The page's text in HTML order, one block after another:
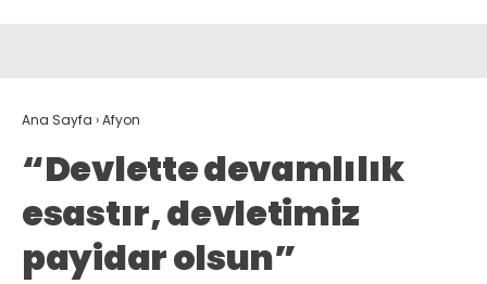
Ana Sayfa ›Afyon
“Devlette devamlılık
esastır, devletimiz
payidar olsun”